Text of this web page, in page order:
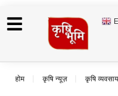
होम कृषि न्यूज़ कृषि व्यवसाय